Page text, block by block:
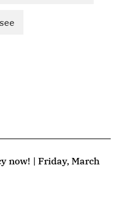
now! | Friday, March